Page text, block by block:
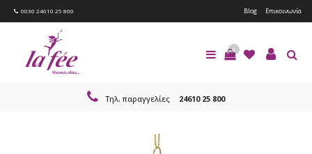
0030 24610 25 800 Blog Επικοινωνία
0
Τηλ. παραγγελίες 24610 25 800